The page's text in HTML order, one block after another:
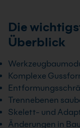
Die
Überblick
Komplexe
Trennebenen
Skelett- und
Änderungen in